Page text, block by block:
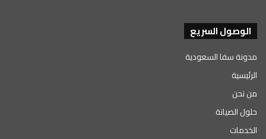
الوصول السريع
مدونة سفا السعودية
الرئيسية
من نحن
حلول الصيانة
الخدمات